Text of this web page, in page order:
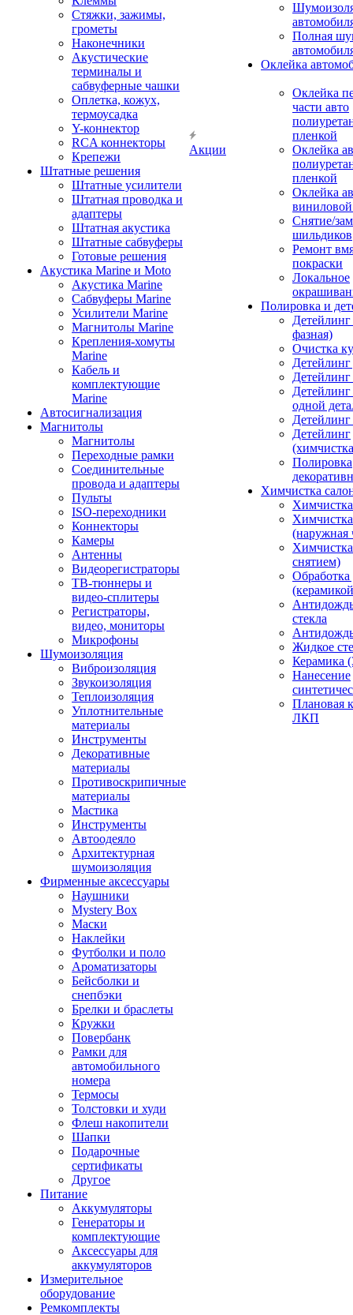
Стяжки, зажимы,
грометы
Наконечники
Акустические
терминалы и
сабвуферные чашки
Оплетка, кожух,
термоусадка
Y-коннектор
RCA коннекторы
Крепежи
Штатные решения
Штатные усилители
Штатная проводка и
адаптеры
Штатная акустика
Штатные сабвуферы
Готовые решения
Акустика Marine и Moto
Акустика Marine
Сабвуферы Marine
Усилители Marine
Магнитолы Marine
Крепления-хомуты
Marine
Кабель и
комплектующие
Marine
Автосигнализация
Магнитолы
Магнитолы
Переходные рамки
Соединительные
провода и адаптеры
Пульты
ISO-переходники
Коннекторы
Камеры
Антенны
Видеорегистраторы
ТВ-тюннеры и
видео-сплитеры
Регистраторы,
видео, мониторы
Микрофоны
Шумоизоляция
Виброизоляция
Звукоизоляция
Теплоизоляция
Уплотнительные
материалы
Инструменты
Декоративные
материалы
Противоскрипичные
материалы
Мастика
Инструменты
Автоодеяло
Архитектурная
шумоизоляция
Фирменные аксессуары
Наушники
Mystery Box
Маски
Наклейки
Футболки и поло
Ароматизаторы
Бейсболки и
снепбэки
Брелки и браслеты
Кружки
Повербанк
Рамки для
автомобильного
номера
Термосы
Толстовки и худи
Флеш накопители
Шапки
Подарочные
сертификаты
Другое
Питание
Аккумуляторы
Генераторы и
комплектующие
Аксессуары для
аккумуляторов
Измерительное
оборудование
Ремкомплекты
Акции
Полная
Оклейка
Оклейка
части авто
пленкой
Оклейка
пленкой
Оклейка
Снятие/
шильдиков
Ремонт
покраски
Локальное
Полировка и
фазная)
Очистка
Детейлинг
одной
Детейлинг
Полировка
Химчистка
(наружная
снятием)
Обработка
стекла
Жидкое
Керамика
Нанесение
Плановая
ЛКП